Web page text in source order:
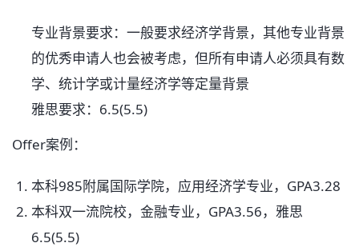
专业背景要求：一般要求经济学背景，其他专业背景
的优秀申请人也会被考虑，但所有申请人必须具有数
学、统计学或计量经济学等定量背景
雅思要求：6.5(5.5)
Offer案例：
本科985附属国际学院，应用经济学专业，GPA3.28
本科双一流院校，金融专业，GPA3.56，雅思
6.5(5.5)